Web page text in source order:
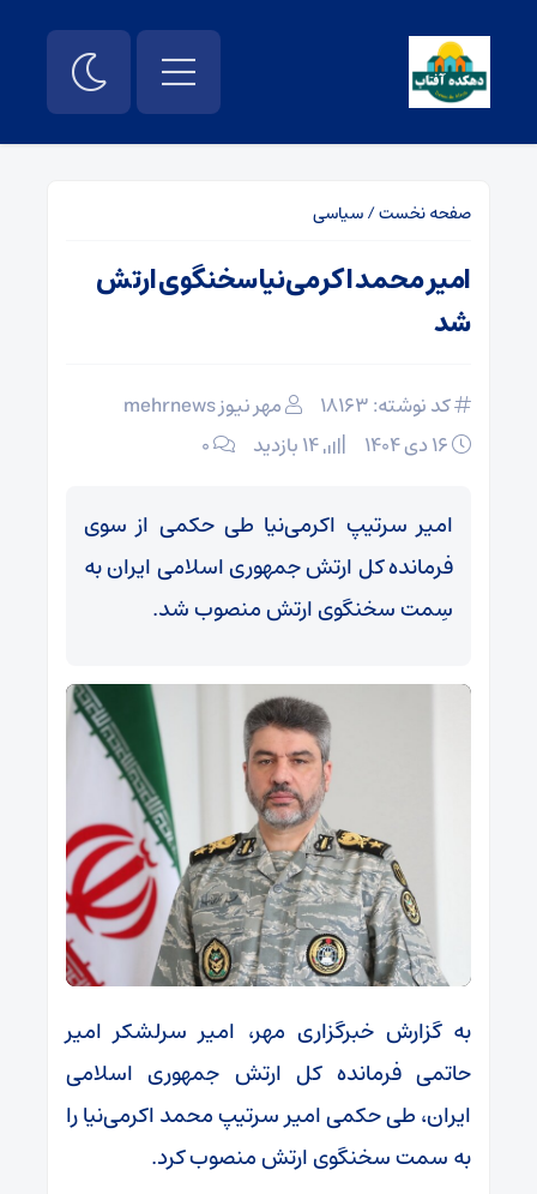
صفحه نخست/سیاسی
امیر محمد اکرمی‌نیا سخنگوی ارتش
شد
کد نوشته: 18163
مهر نیوز mehrnews
۰
امیر سرتیپ اکرمی‌نیا طی حکمی از سوی
فرمانده کل ارتش جمهوری اسلامی ایران به
سِمت سخنگوی ارتش منصوب شد.
به گزارش خبرگزاری مهر، امیر سرلشکر امیر
حاتمی فرمانده کل ارتش جمهوری اسلامی
ایران، طی حکمی امیر سرتیپ محمد اکرمی‌نیا را
به سمت سخنگوی ارتش منصوب کرد.